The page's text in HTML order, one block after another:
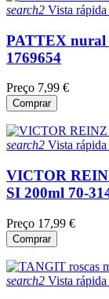
search2 Vista rápida
PATTEX nural
1769654
Preço 7,99 €
Comprar
search2 Vista rápida
VICTOR
SI 200ml 70-
Preço 17,99 €
Comprar
search2 Vista rápida